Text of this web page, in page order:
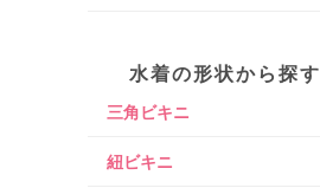
水着の形状から探す
三角ビキニ
紐ビキニ